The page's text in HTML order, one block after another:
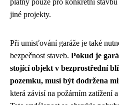
jiné projekty.
Při umisťování garáže je také
bezpečnost staveb. Pokud je
stojící objekt v bezprostřední
pozemku, musí být dodržena
která závisí na požárním zatížení